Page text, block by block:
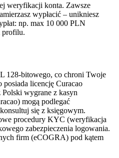
weryfikacji konta. Zawsze
wypłacić – unikniesz
np. max 10 000 PLN
profilu.
128-bitowego, co chroni Twoje
posiada licencję Curacao
wygrane z kasyn
mogą podlegać
się z księgowym.
procedury KYC (weryfikacja
zabezpieczenia logowania.
firm (eCOGRA) pod kątem